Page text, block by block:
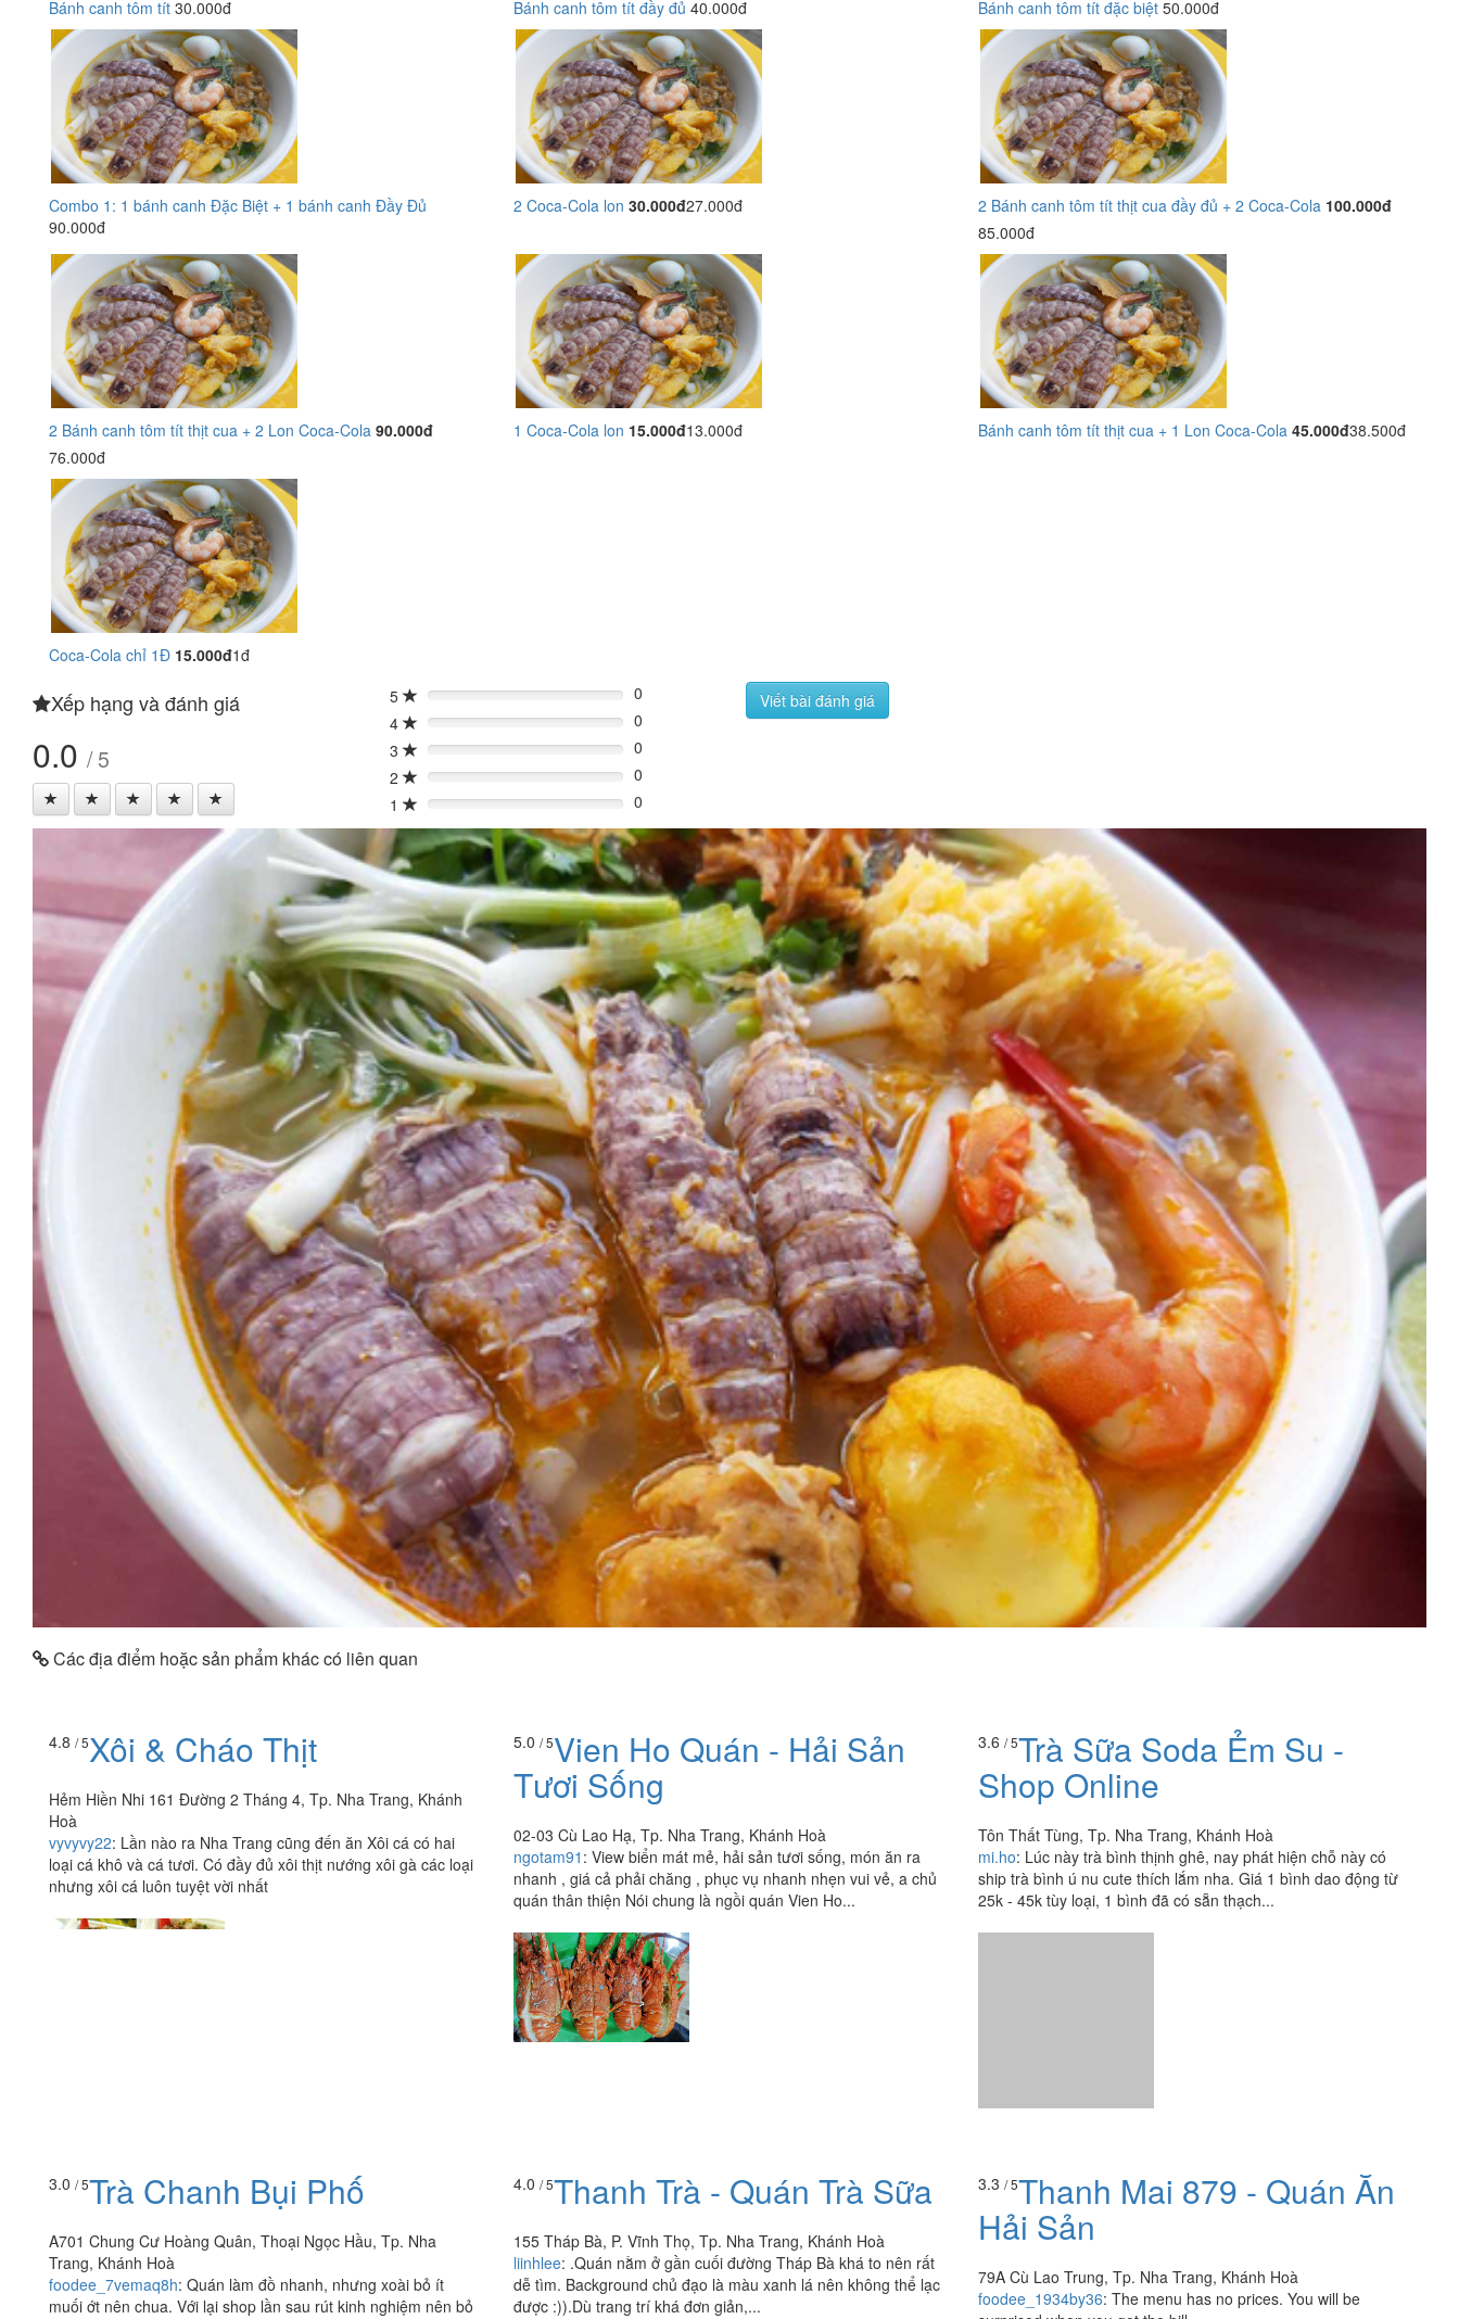
Bánh canh tôm tít 30.000đ Bánh canh tôm tít đầy đủ 40.000đ Bánh canh tôm tít đặc biệt 50.000đ
Combo 1: 1 bánh canh Đặc Biệt + 1 bánh canh Đầy Đủ
90.000đ
2 Coca-Cola lon 30.000đ27.000đ 2 Bánh canh tôm tít thịt cua đầy đủ + 2 Coca-Cola 100.000đ
85.000đ
2 Bánh canh tôm tít thịt cua + 2 Lon Coca-Cola 90.000đ
76.000đ
1 Coca-Cola lon 15.000đ13.000đ Bánh canh tôm tít thịt cua + 1 Lon Coca-Cola 45.000đ38.500đ
Coca-Cola chỉ 1Đ 15.000đ1đ
Xếp hạng và đánh giá
0.0 / 5
5 0%
0
4
0%
0
3
0%
0
2
0%
0
1
0% 0
Viết bài đánh giá
Các địa điểm hoặc sản phẩm khác có liên quan
4.8 / 5Xôi & Cháo Thịt
Hẻm Hiền Nhi 161 Đường 2 Tháng 4, Tp. Nha Trang, Khánh
Hoà
vyvyvy22: Lần nào ra Nha Trang cũng đến ăn Xôi cá có hai
loại cá khô và cá tươi. Có đầy đủ xôi thịt nướng xôi gà các loại
nhưng xôi cá luôn tuyệt vời nhất
5.0 / 5Vien Ho Quán - Hải Sản
Tươi Sống
02-03 Cù Lao Hạ, Tp. Nha Trang, Khánh Hoà
ngotam91 : View biển mát mẻ, hải sản tươi sống, món ăn ra
nhanh , giá cả phải chăng , phục vụ nhanh nhẹn vui vẻ, a chủ
quán thân thiện Nói chung là ngồi quán Vien Ho...
3.6 / 5Trà Sữa Soda Ẻm Su -
Shop Online
Tôn Thất Tùng, Tp. Nha Trang, Khánh Hoà
mi.ho: Lúc này trà bình thịnh ghê, nay phát hiện chỗ này có
ship trà bình ú nu cute thích lắm nha. Giá 1 bình dao động từ
25k - 45k tùy loại, 1 bình đã có sẵn thạch...
3.0 / 5Trà Chanh Bụi Phố
A701 Chung Cư Hoàng Quân, Thoại Ngọc Hầu, Tp. Nha
Trang, Khánh Hoà
foodee_7vemaq8h: Quán làm đồ nhanh, nhưng xoài bỏ ít
muối ớt nên chua. Với lại shop lần sau rút kinh nghiệm nên bỏ
4.0 / 5Thanh Trà - Quán Trà Sữa
155 Tháp Bà, P. Vĩnh Thọ, Tp. Nha Trang, Khánh Hoà
liinhlee: .Quán nằm ở gần cuối đường Tháp Bà khá to nên rất
dễ tìm. Background chủ đạo là màu xanh lá nên không thể lạc
được :)).Dù trang trí khá đơn giản,...
3.3 / 5Thanh Mai 879 - Quán Ăn
Hải Sản
79A Cù Lao Trung, Tp. Nha Trang, Khánh Hoà
foodee_1934by36: The menu has no prices. You will be